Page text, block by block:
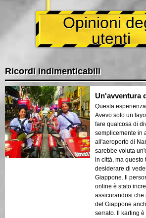
Opinioni
utenti
Ricordi indimenticabili
Un'avventura
Questa
Avevo solo un
fare qualcosa di
semplicemente in
all'aeroporto di
sarebbe voluta
in città, ma questo
desiderare di
Giappone. Il
online è stato
assicurandosi che
del Giappone
serrato. Il karting